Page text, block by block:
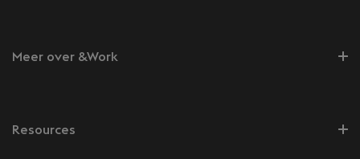
Meer over &Work
Resources